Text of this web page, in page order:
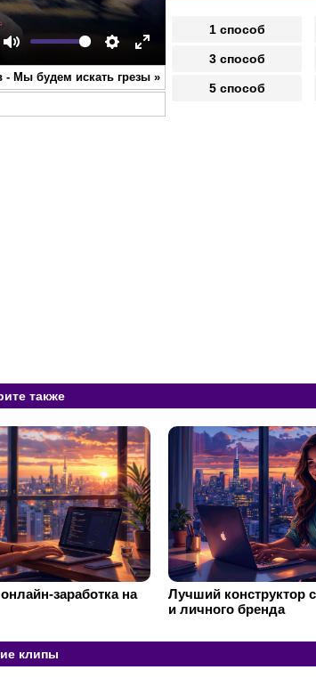
Mute Settings
Enter
fullscreen
- Мы будем искать грезы »
1 способ
3 способ
5 способ
также
заработка на
Лучший конструктор
и личного бренда
клипы